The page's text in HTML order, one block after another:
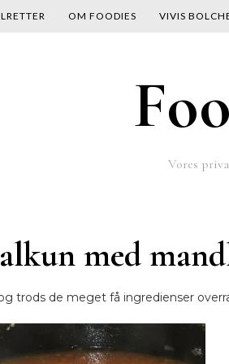
OM FOODIES VIVIS
Vores
med
trods de meget få ingredienser